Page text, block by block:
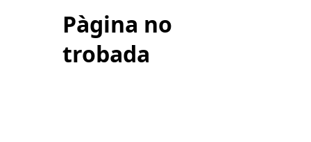
Pàgina no
trobada